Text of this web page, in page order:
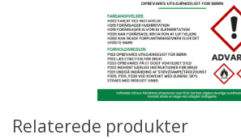
Relaterede produkter